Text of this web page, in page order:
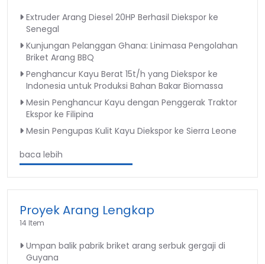
Extruder Arang Diesel 20HP Berhasil Diekspor ke
Senegal
Kunjungan Pelanggan Ghana: Linimasa Pengolahan
Briket Arang BBQ
Penghancur Kayu Berat 15t/h yang Diekspor ke
Indonesia untuk Produksi Bahan Bakar Biomassa
Mesin Penghancur Kayu dengan Penggerak Traktor
Ekspor ke Filipina
Mesin Pengupas Kulit Kayu Diekspor ke Sierra Leone
baca lebih
Proyek Arang Lengkap
14 Item
Umpan balik pabrik briket arang serbuk gergaji di
Guyana